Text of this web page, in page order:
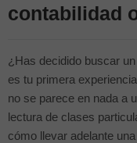
contabilidad
¿Has decidido buscar
es tu primera
no se parece en nada a
lectura de clases
cómo llevar adelante